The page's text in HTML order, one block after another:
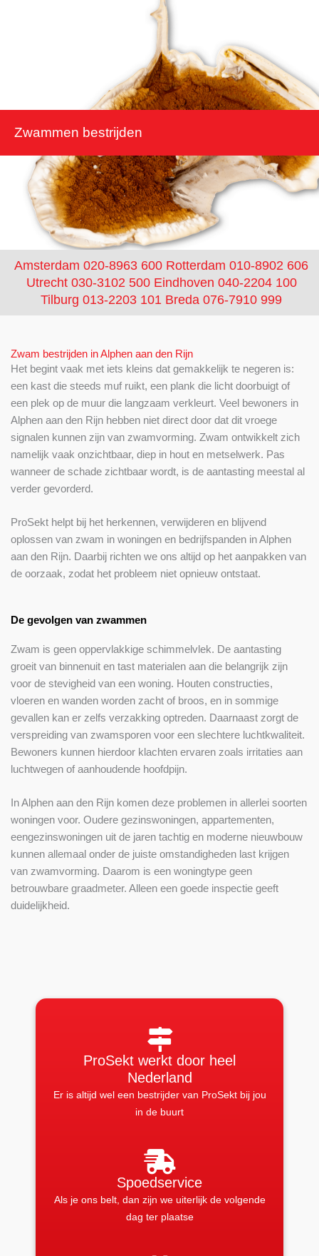
Zwammen bestrijden
Amsterdam 020-8963 600 Rotterdam 010-8902 606
Utrecht 030-3102 500 Eindhoven 040-2204 100
Tilburg 013-2203 101 Breda 076-7910 999
Zwam bestrijden in Alphen aan den Rijn
Het begint vaak met iets kleins dat gemakkelijk te negeren is:
een kast die steeds muf ruikt, een plank die licht doorbuigt of
een plek op de muur die langzaam verkleurt. Veel bewoners in
Alphen aan den Rijn hebben niet direct door dat dit vroege
signalen kunnen zijn van zwamvorming. Zwam ontwikkelt zich
namelijk vaak onzichtbaar, diep in hout en metselwerk. Pas
wanneer de schade zichtbaar wordt, is de aantasting meestal al
verder gevorderd.
ProSekt helpt bij het herkennen, verwijderen en blijvend
oplossen van zwam in woningen en bedrijfspanden in Alphen
aan den Rijn. Daarbij richten we ons altijd op het aanpakken van
de oorzaak, zodat het probleem niet opnieuw ontstaat.
De gevolgen van zwammen
Zwam is geen oppervlakkige schimmelvlek. De aantasting
groeit van binnenuit en tast materialen aan die belangrijk zijn
voor de stevigheid van een woning. Houten constructies,
vloeren en wanden worden zacht of broos, en in sommige
gevallen kan er zelfs verzakking optreden. Daarnaast zorgt de
verspreiding van zwamsporen voor een slechtere luchtkwaliteit.
Bewoners kunnen hierdoor klachten ervaren zoals irritaties aan
luchtwegen of aanhoudende hoofdpijn.
In Alphen aan den Rijn komen deze problemen in allerlei soorten
woningen voor. Oudere gezinswoningen, appartementen,
eengezinswoningen uit de jaren tachtig en moderne nieuwbouw
kunnen allemaal onder de juiste omstandigheden last krijgen
van zwamvorming. Daarom is een woningtype geen
betrouwbare graadmeter. Alleen een goede inspectie geeft
duidelijkheid.
ProSekt werkt door heel
Nederland
Er is altijd wel een bestrijder van ProSekt bij jou
in de buurt
Spoedservice
Als je ons belt, dan zijn we uiterlijk de volgende
dag ter plaatse